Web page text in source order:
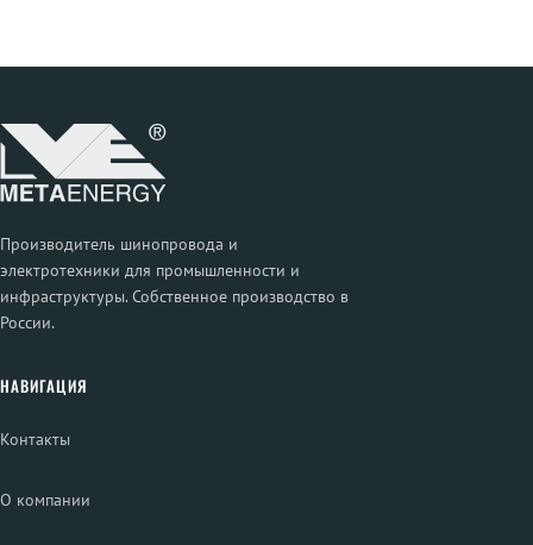
Производитель шинопровода и
электротехники для промышленности и
инфраструктуры. Собственное производство в
России.
НАВИГАЦИЯ
Контакты
О компании